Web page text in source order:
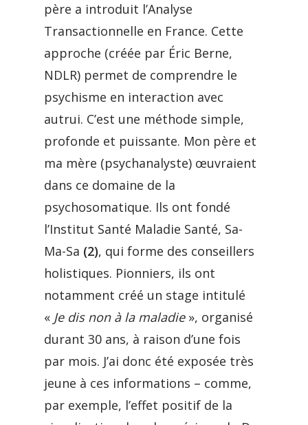
père a introduit l’Analyse
Transactionnelle en France. Cette
approche (créée par Éric Berne,
NDLR) permet de comprendre le
psychisme en interaction avec
autrui. C’est une méthode simple,
profonde et puissante. Mon père et
ma mère (psychanalyste) œuvraient
dans ce domaine de la
psychosomatique. Ils ont fondé
l’Institut Santé Maladie Santé, Sa-
Ma-Sa (2), qui forme des conseillers
holistiques. Pionniers, ils ont
notamment créé un stage intitulé
« Je dis non à la maladie », organisé
durant 30 ans, à raison d’une fois
par mois. J’ai donc été exposée très
jeune à ces informations – comme,
par exemple, l’effet positif de la